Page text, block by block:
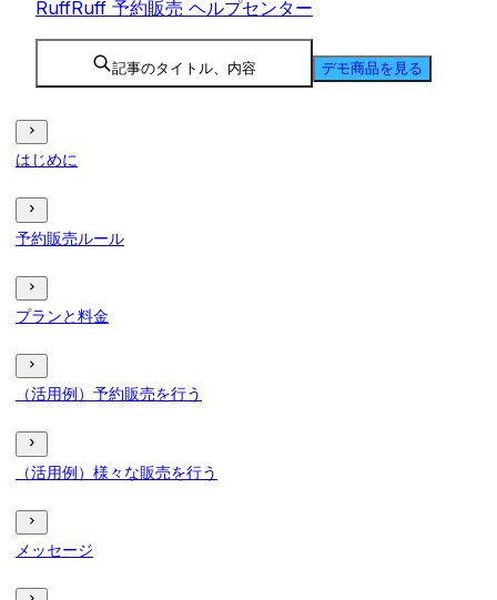
RuffRuff 予約販売 ヘルプセンター
記事のタイトル、内容 デモ商品を見る
はじめに
予約販売ルール
プランと料金
（活用例）予約販売を行う
（活用例）様々な販売を行う
メッセージ